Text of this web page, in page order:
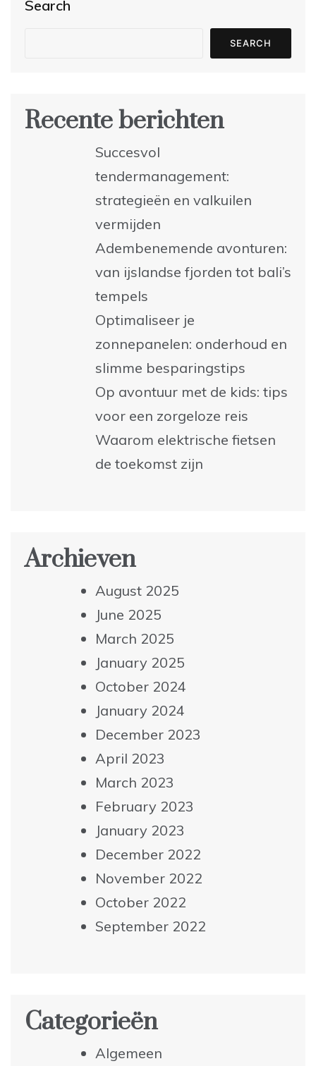
Search
SEARCH
Recente berichten
Succesvol
tendermanagement:
strategieën en valkuilen
vermijden
Adembenemende avonturen:
van ijslandse fjorden tot bali’s
tempels
Optimaliseer je
zonnepanelen: onderhoud en
slimme besparingstips
Op avontuur met de kids: tips
voor een zorgeloze reis
Waarom elektrische fietsen
de toekomst zijn
Archieven
August 2025
June 2025
March 2025
January 2025
October 2024
January 2024
December 2023
April 2023
March 2023
February 2023
January 2023
December 2022
November 2022
October 2022
September 2022
Categorieën
Algemeen